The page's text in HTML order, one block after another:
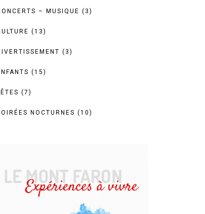
– MUSIQUE (3)
(13)
(3)
(15)
(7)
NOCTURNES (10)